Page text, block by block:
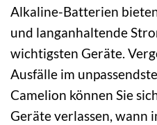
Alkaline-Batterien
und langanhaltende
wichtigsten Geräte.
Ausfälle im
Camelion können Sie
Geräte verlassen, wann